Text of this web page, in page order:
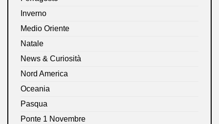
Inverno
Medio Oriente
Natale
News & Curiosità
Nord America
Oceania
Pasqua
Ponte 1 Novembre